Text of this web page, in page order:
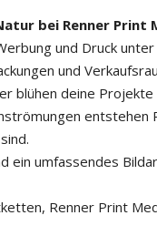
bei Renner Print
und Druck unter
und
blühen deine
entstehen
umfassendes
Renner Print